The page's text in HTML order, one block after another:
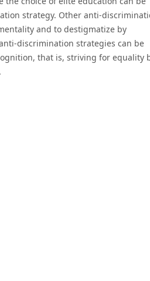
strategy. Other anti-
and to destigmatize by
discrimination strategies can be
that is, striving for equality